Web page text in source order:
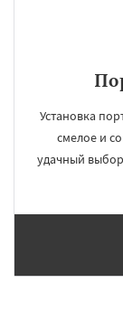
Установка
смелое и
удачный